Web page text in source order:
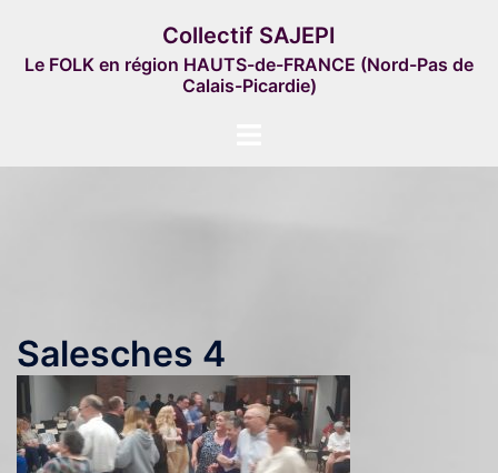
contenu
Collectif SAJEPI
Le FOLK en région HAUTS-de-FRANCE (Nord-Pas de
Calais-Picardie)
Salesches 4